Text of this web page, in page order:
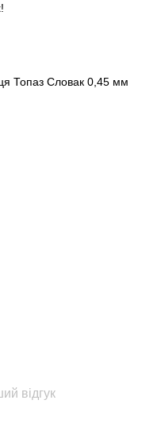
Топаз Словак 0,45 мм
відгук